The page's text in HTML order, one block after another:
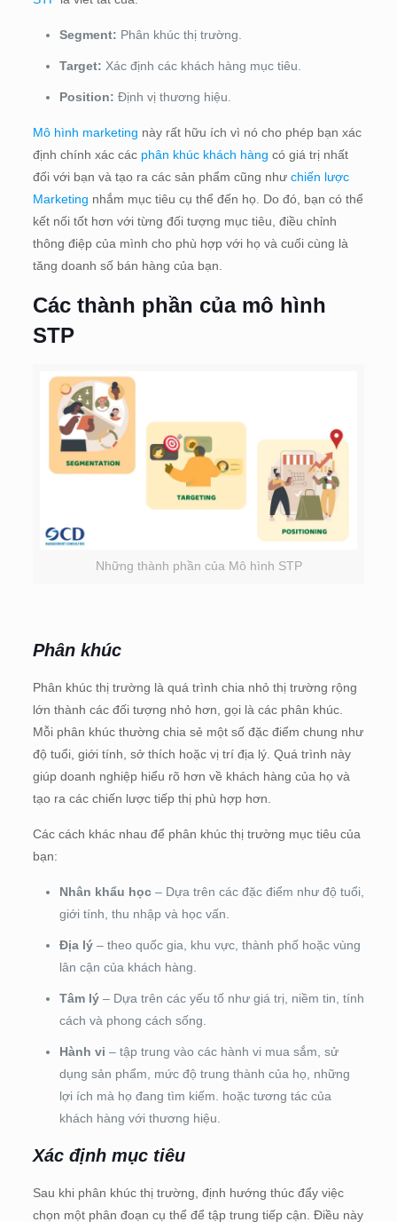
Segment: Phân khúc thị trường.
Target: Xác định các khách hàng mục tiêu.
Position: Định vị thương hiệu.
Mô hình marketing này rất hữu ích vì nó cho phép bạn xác
định chính xác các phân khúc khách hàng có giá trị nhất
đối với bạn và tạo ra các sản phẩm cũng như chiến lược
Marketing nhắm mục tiêu cụ thể đến họ. Do đó, bạn có thể
kết nối tốt hơn với từng đối tượng mục tiêu, điều chỉnh
thông điệp của mình cho phù hợp với họ và cuối cùng là
tăng doanh số bán hàng của bạn.
Các thành phần của mô hình
STP
Những thành phần của Mô hình STP
Phân khúc
Phân khúc thị trường là quá trình chia nhỏ thị trường rộng
lớn thành các đối tượng nhỏ hơn, gọi là các phân khúc.
Mỗi phân khúc thường chia sẻ một số đặc điểm chung như
độ tuổi, giới tính, sở thích hoặc vị trí địa lý. Quá trình này
giúp doanh nghiệp hiểu rõ hơn về khách hàng của họ và
tạo ra các chiến lược tiếp thị phù hợp hơn.
Các cách khác nhau để phân khúc thị trường mục tiêu của
bạn:
Nhân khẩu học– Dựa trên các đặc điểm như độ tuổi,
giới tính, thu nhập và học vấn.
Địa lý– theo quốc gia, khu vực, thành phố hoặc vùng
lân cận của khách hàng.
Tâm lý– Dựa trên các yếu tố như giá trị, niềm tin, tính
cách và phong cách sống.
Hành vi – tập trung vào các hành vi mua sắm, sử
dụng sản phẩm, mức độ trung thành của họ, những
lợi ích mà họ đang tìm kiếm. hoặc tương tác của
khách hàng với thương hiệu.
Xác định mục tiêu
Sau khi phân khúc thị trường, định hướng thúc đẩy việc
chọn một phân đoạn cụ thể để tập trung tiếp cận. Điều này